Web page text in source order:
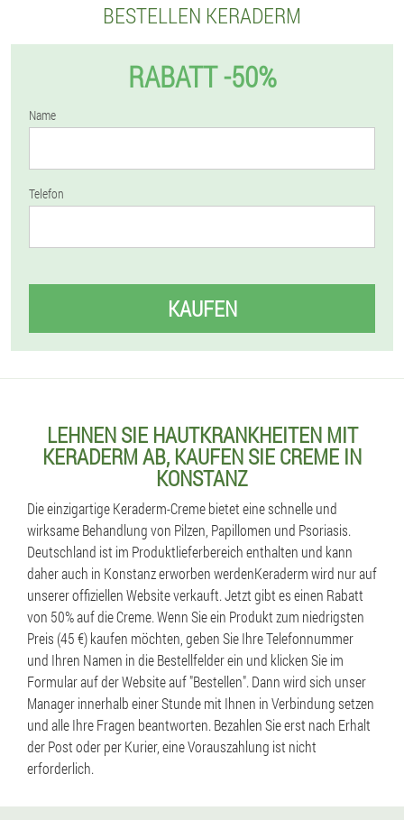
BESTELLEN KERADERM
RABATT -50%
Name
Telefon
KAUFEN
LEHNEN SIE HAUTKRANKHEITEN MIT
KERADERM AB, KAUFEN SIE CREME IN
KONSTANZ
Die einzigartige Keraderm-Creme bietet eine schnelle und
wirksame Behandlung von Pilzen, Papillomen und Psoriasis.
Deutschland ist im Produktlieferbereich enthalten und kann
daher auch in Konstanz erworben werdenKeraderm wird nur auf
unserer offiziellen Website verkauft. Jetzt gibt es einen Rabatt
von 50% auf die Creme. Wenn Sie ein Produkt zum niedrigsten
Preis (45 €) kaufen möchten, geben Sie Ihre Telefonnummer
und Ihren Namen in die Bestellfelder ein und klicken Sie im
Formular auf der Website auf "Bestellen". Dann wird sich unser
Manager innerhalb einer Stunde mit Ihnen in Verbindung setzen
und alle Ihre Fragen beantworten. Bezahlen Sie erst nach Erhalt
der Post oder per Kurier, eine Vorauszahlung ist nicht
erforderlich.